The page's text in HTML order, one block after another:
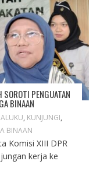
PENGUATAN
BINAAN
, KUNJUNGI,
BINAAN
Komisi XIII DPR
kerja ke